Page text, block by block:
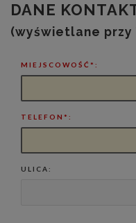
DANE
(wyświetlane przy
MIEJSCOWOŚĆ*:
TELEFON*:
ULICA: